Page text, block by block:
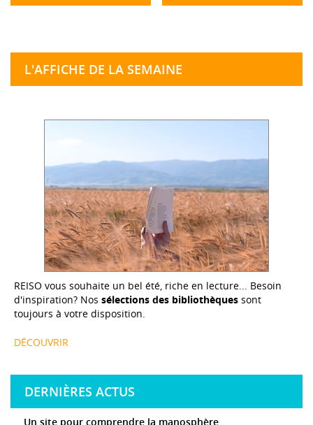
L'AFFICHE DE LA SEMAINE
REISO vous souhaite un bel été, riche en lecture... Besoin
d'inspiration? Nos sélections des bibliothèques sont
toujours à votre disposition.
DÉCOUVRIR
DERNIÈRES ACTUS
Un site pour comprendre la manosphère